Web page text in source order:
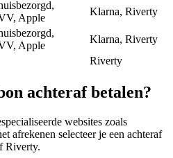
Apple
Klarna, Riverty
Apple
Klarna, Riverty
Riverty
achteraf betalen?
websites zoals
afrekenen selecteer je een achteraf
Riverty.